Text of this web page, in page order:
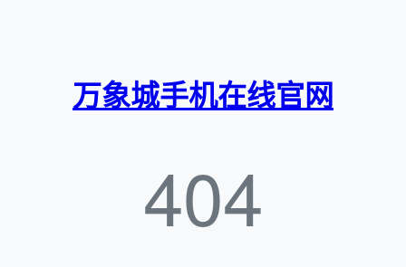
万象城手机在线官网
404